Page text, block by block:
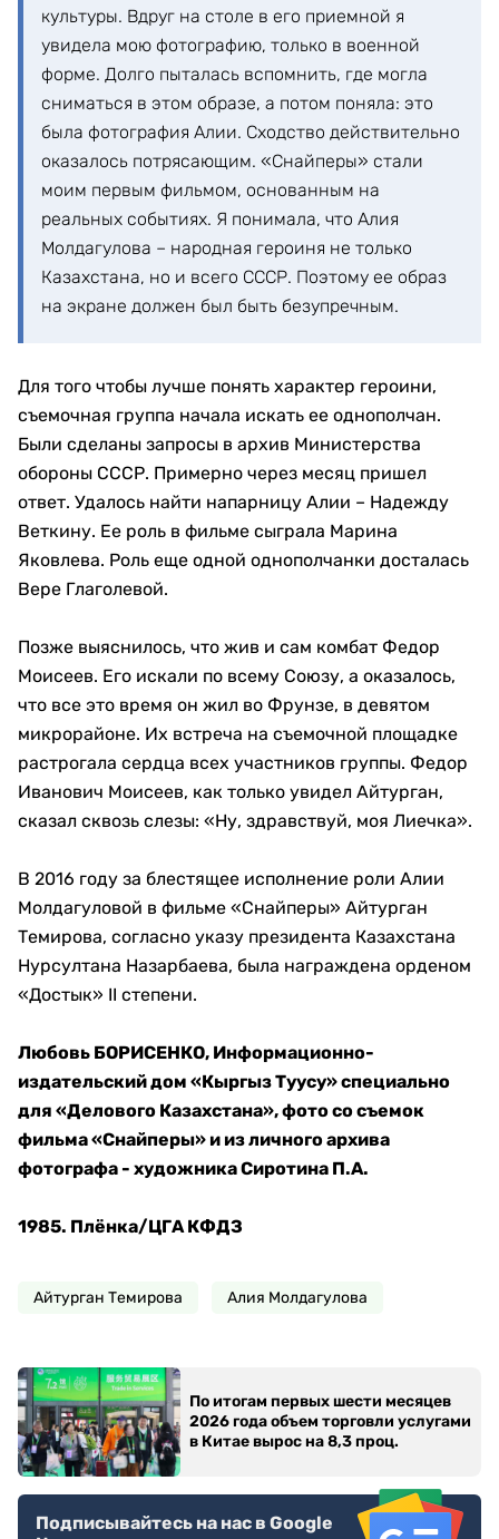
культуры. Вдруг на столе в его приемной я
увидела мою фотографию, только в военной
форме. Долго пыталась вспомнить, где могла
сниматься в этом образе, а потом поняла: это
была фотография Алии. Сходство действительно
оказалось потрясающим. «Снайперы» стали
моим первым фильмом, основанным на
реальных событиях. Я понимала, что Алия
Молдагулова – народная героиня не только
Казахстана, но и всего СССР. Поэтому ее образ
на экране должен был быть безупречным.
Для того чтобы лучше понять характер героини,
съемочная группа начала искать ее однополчан.
Были сделаны запросы в архив Министерства
обороны СССР. Примерно через месяц пришел
ответ. Удалось найти напарницу Алии – Надежду
Веткину. Ее роль в фильме сыграла Марина
Яковлева. Роль еще одной однополчанки досталась
Вере Глаголевой.
Позже выяснилось, что жив и сам комбат Федор
Моисеев. Его искали по всему Союзу, а оказалось,
что все это время он жил во Фрунзе, в девятом
микрорайоне. Их встреча на съемочной площадке
растрогала сердца всех участников группы. Федор
Иванович Моисеев, как только увидел Айтурган,
сказал сквозь слезы: «Ну, здравствуй, моя Лиечка».
В 2016 году за блестящее исполнение роли Алии
Молдагуловой в фильме «Снайперы» Айтурган
Темирова, согласно указу президента Казахстана
Нурсултана Назарбаева, была награждена орденом
«Достык» II степени.
Любовь БОРИСЕНКО, Информационно-
издательский дом «Кыргыз Туусу» специально
для «Делового Казахстана», фото со съемок
фильма «Снайперы» и из личного архива
фотографа - художника Сиротина П.А.
1985. Плёнка/ЦГА КФДЗ
Айтурган Темирова Алия Молдагулова
По итогам первых шести месяцев
2026 года объем торговли услугами
в Китае вырос на 8,3 проц.
Подписывайтесь на нас в Google